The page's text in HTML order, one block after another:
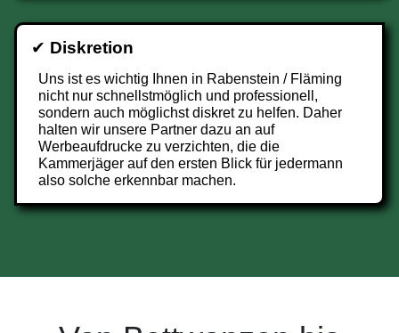
✔ Diskretion
Uns ist es wichtig Ihnen in Rabenstein / Fläming
nicht nur schnellstmöglich und professionell,
sondern auch möglichst diskret zu helfen. Daher
halten wir unsere Partner dazu an auf
Werbeaufdrucke zu verzichten, die die
Kammerjäger auf den ersten Blick für jedermann
also solche erkennbar machen.